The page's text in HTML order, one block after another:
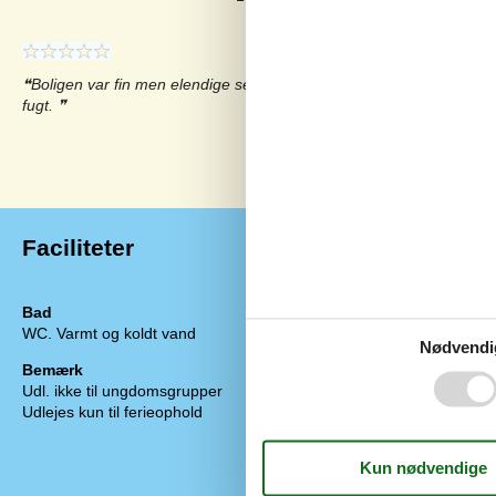
Boligen var fin men elendige senge og anekset med de 2 senge
fugt.
Faciliteter
Bad
WC. Varmt og koldt vand
Bemærk
Udl. ikke til ungdomsgrupper
Udlejes kun til ferieophold
Antal gratis
Antal husdyr
Antal solvogne
Byggeår
EL ekskl.
Feriehus